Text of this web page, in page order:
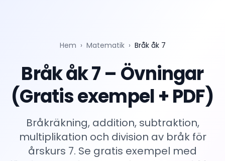
Hem › Matematik › Bråk åk 7
Bråk åk 7 – Övningar
(Gratis exempel + PDF)
Bråkräkning, addition, subtraktion,
multiplikation och division av bråk för
årskurs 7. Se gratis exempel med